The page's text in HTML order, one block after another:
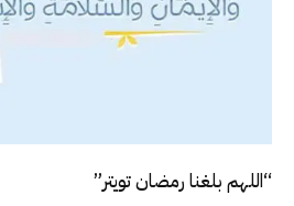
“اللهم بلغنا رمضان تويتر”